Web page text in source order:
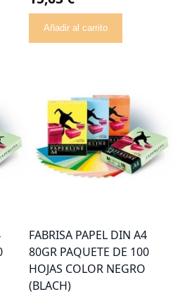
Añadir al carrito
FABRISA PAPEL DIN A4
80GR PAQUETE DE 100
HOJAS COLOR NEGRO
(BLACH)